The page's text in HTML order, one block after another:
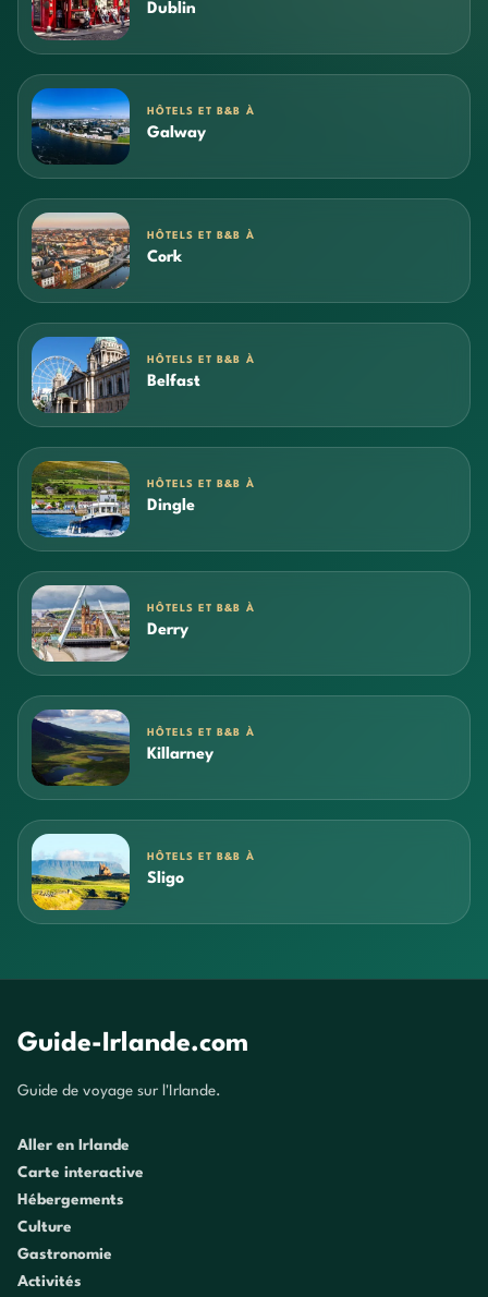
Dublin
HÔTELS ET B&B À
Galway
HÔTELS ET B&B À
Cork
HÔTELS ET B&B À
Belfast
HÔTELS ET B&B À
Dingle
HÔTELS ET B&B À
Derry
HÔTELS ET B&B À
Killarney
HÔTELS ET B&B À
Sligo
Guide-Irlande.com
Guide de voyage sur l'Irlande.
Aller en Irlande
Carte interactive
Hébergements
Culture
Gastronomie
Activités